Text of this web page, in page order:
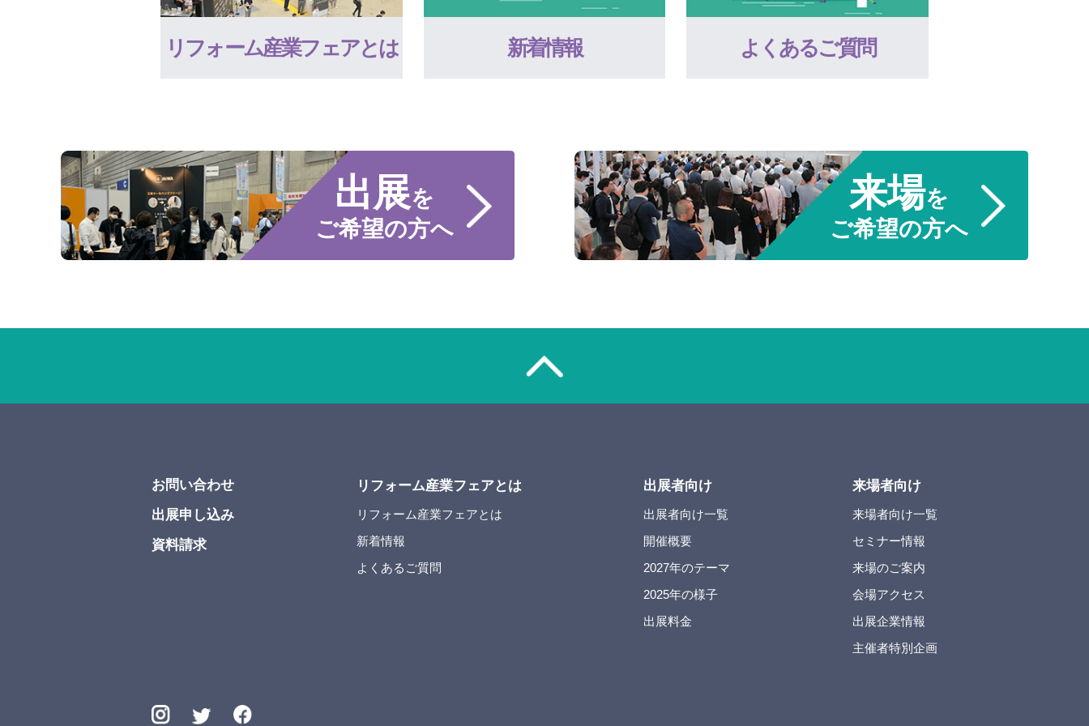
リフォーム産業フェアとは 新着情報 よくあるご質問
出展を
ご希望の方へ
来場を
ご希望の方へ
お問い合わせ
出展申し込み
資料請求
リフォーム産業フェアとは
リフォーム産業フェアとは
新着情報
よくあるご質問
出展者向け
出展者向け一覧
開催概要
2027年のテーマ
2025年の様子
出展料金
来場者向け
来場者向け一覧
セミナー情報
来場のご案内
会場アクセス
出展企業情報
主催者特別企画